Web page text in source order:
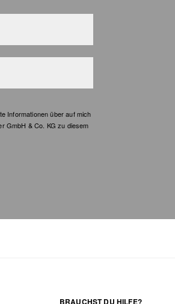
Informationen über auf mich
GmbH & Co. KG zu diesem
BRAUCHST DU HILFE?